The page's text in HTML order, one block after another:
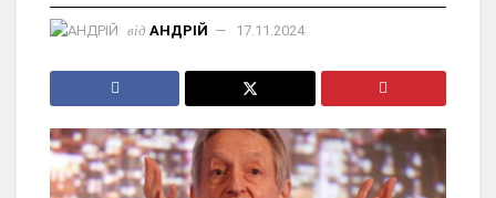
від АНДРІЙ 17.11.2024